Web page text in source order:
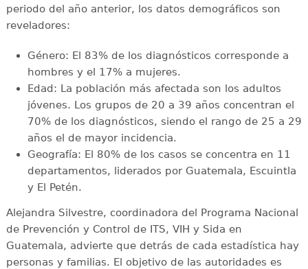
periodo del año anterior, los datos demográficos son
reveladores:
Género: El 83% de los diagnósticos corresponde a
hombres y el 17% a mujeres.
Edad: La población más afectada son los adultos
jóvenes. Los grupos de 20 a 39 años concentran el
70% de los diagnósticos, siendo el rango de 25 a 29
años el de mayor incidencia.
Geografía: El 80% de los casos se concentra en 11
departamentos, liderados por Guatemala, Escuintla
y El Petén.
Alejandra Silvestre, coordinadora del Programa Nacional
de Prevención y Control de ITS, VIH y Sida en
Guatemala, advierte que detrás de cada estadística hay
personas y familias. El objetivo de las autoridades es